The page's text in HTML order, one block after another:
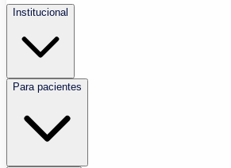
Institucional
Para pacientes